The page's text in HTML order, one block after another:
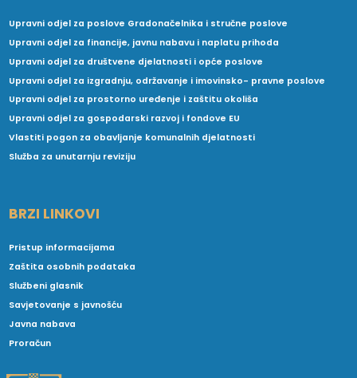
Upravni odjel za poslove Gradonačelnika i stručne poslove
Upravni odjel za financije, javnu nabavu i naplatu prihoda
Upravni odjel za društvene djelatnosti i opće poslove
Upravni odjel za izgradnju, održavanje i imovinsko- pravne poslove
Upravni odjel za prostorno uređenje i zaštitu okoliša
Upravni odjel za gospodarski razvoj i fondove EU
Vlastiti pogon za obavljanje komunalnih djelatnosti
Služba za unutarnju reviziju
BRZI LINKOVI
Pristup informacijama
Zaštita osobnih podataka
Službeni glasnik
Savjetovanje s javnošću
Javna nabava
Proračun